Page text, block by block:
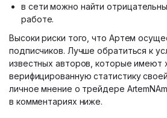
в сети можно найти
работе.
Высоки риски того, что Артем
подписчиков. Лучше обратиться к
известных авторов, которые
верифицированную статистику
личное мнение о трейдере
в комментариях ниже.